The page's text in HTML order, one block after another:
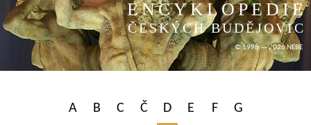
ENCYKLOPEDIE
ČESKÝCH BUDĚJOVIC
© 1998 — 2026 NEBE
A B C Č D E F
G